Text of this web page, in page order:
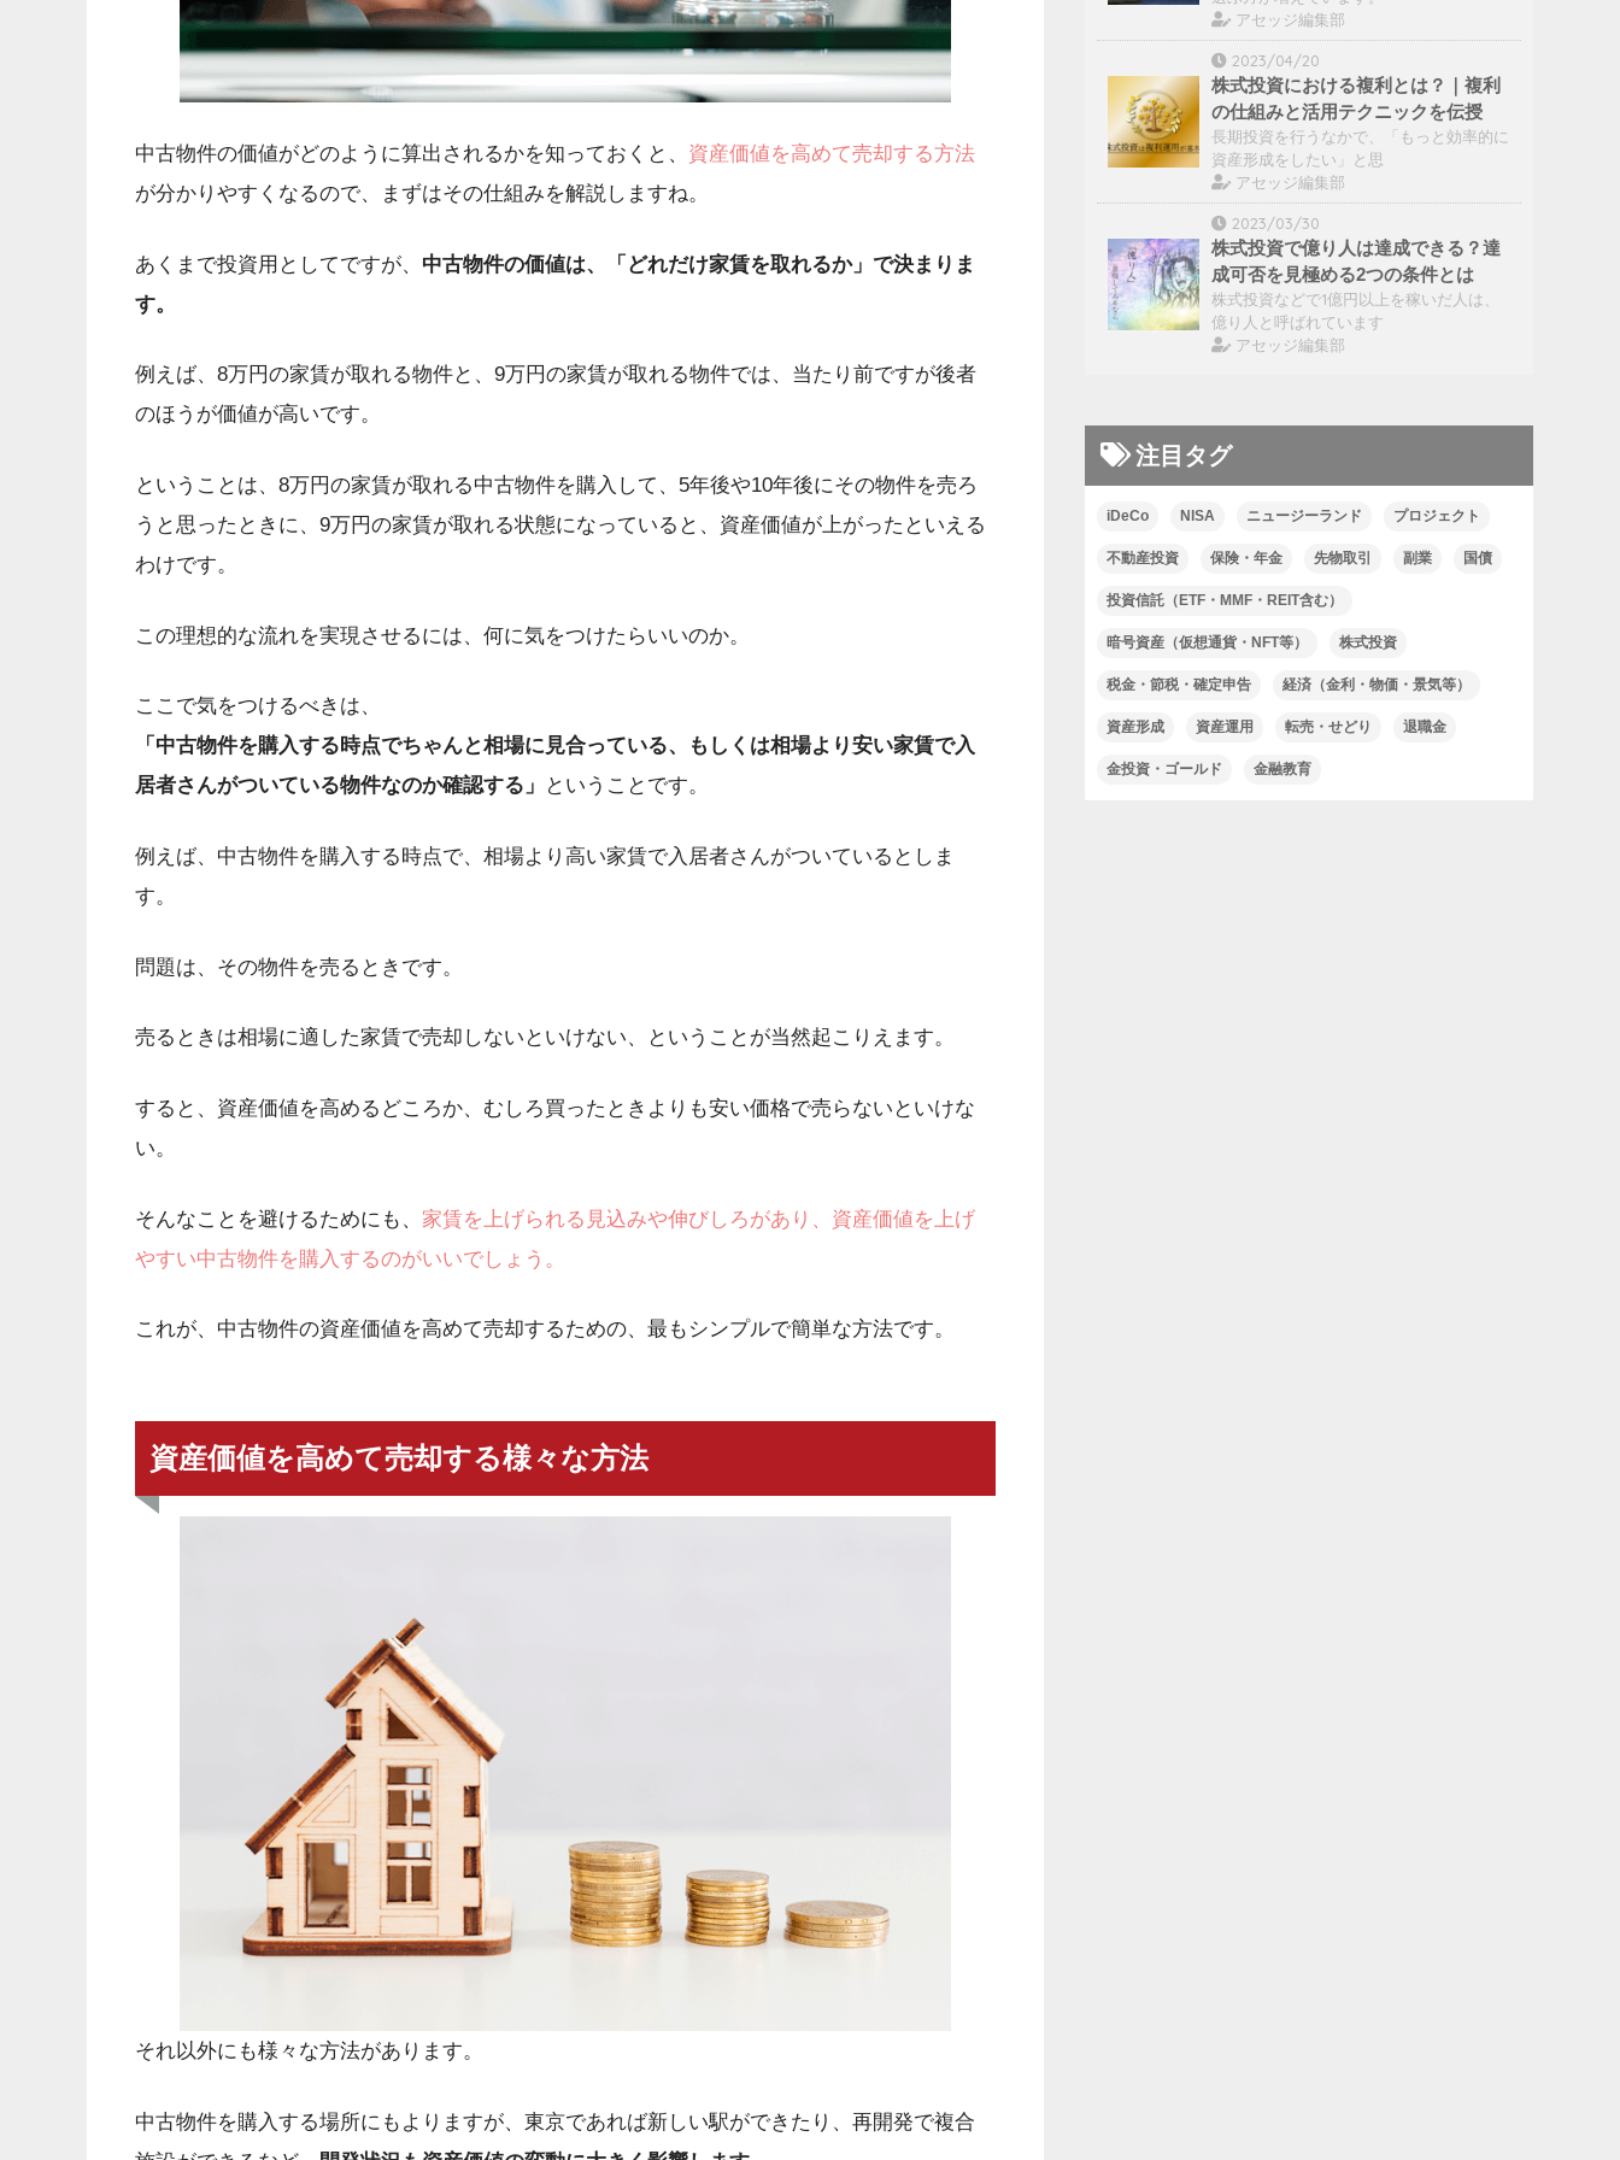
中古物件の価値がどのように算出されるかを知っておくと、 資産価値を高めて売却する方法
が分かりやすくなるので、まずはその仕組みを解説しますね。
あくまで投資用としてですが、 中古物件の価値は、「どれだけ家賃を取れるか」で決まりま
す。
例えば、8万円の家賃が取れる物件と、9万円の家賃が取れる物件では、当たり前ですが後者
のほうが価値が高いです。
ということは、8万円の家賃が取れる中古物件を購入して、5年後や10年後にその物件を売ろ
うと思ったときに、9万円の家賃が取れる状態になっていると、資産価値が上がったといえる
わけです。
この理想的な流れを実現させるには、何に気をつけたらいいのか。
ここで気をつけるべきは、
「中古物件を購入する時点でちゃんと相場に見合っている、もしくは相場より安い家賃で入
居者さんがついている物件なのか確認する」
ということです。
例えば、中古物件を購入する時点で、相場より高い家賃で入居者さんがついているとしま
す。
問題は、その物件を売るときです。
売るときは相場に適した家賃で売却しないといけない、ということが当然起こりえます。
すると、資産価値を高めるどころか、むしろ買ったときよりも安い価格で売らないといけな
い。
そんなことを避けるためにも、 家賃を上げられる見込みや伸びしろがあり、資産価値を上げ
やすい中古物件を購入するのがいいでしょう。
これが、中古物件の資産価値を高めて売却するための、最もシンプルで簡単な方法です。
資産価値を高めて売却する様々な方法
それ以外にも様々な方法があります。
中古物件を購入する場所にもよりますが、東京であれば新しい駅ができたり、再開発で複合
アセッジ編集部
2023/04/20
株式投資における複利とは？｜複利
の仕組みと活用テクニックを伝授
長期投資を行うなかで、「もっと効率的に
資産形成をしたい」と思
アセッジ編集部
2023/03/30
株式投資で億り人は達成できる？達
成可否を見極める2つの条件とは
株式投資などで1億円以上を稼いだ人は、
億り人と呼ばれています
アセッジ編集部
注目タグ
iDeCo NISA ニュージーランド プロジェクト
不動産投資 保険・年金 先物取引 副業 国債
投資信託（ETF・MMF・REIT含む）
暗号資産（仮想通貨・NFT等） 株式投資
税金・節税・確定申告 経済（金利・物価・景気等）
資産形成 資産運用 転売・せどり 退職金
金投資・ゴールド 金融教育